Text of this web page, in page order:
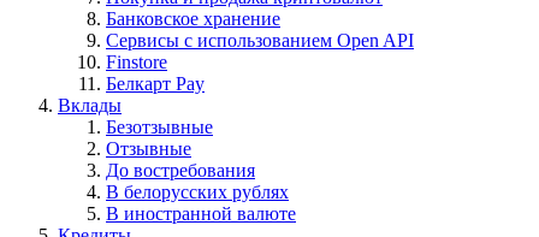
Банковское хранение
Сервисы с использованием Open API
Finstore
Белкарт Pay
Вклады
Безотзывные
Отзывные
До востребования
В белорусских рублях
В иностранной валюте